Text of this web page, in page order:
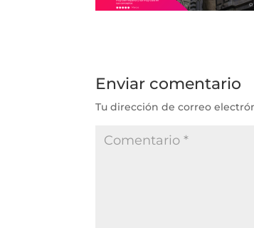
Enviar comentario
Tu dirección de correo